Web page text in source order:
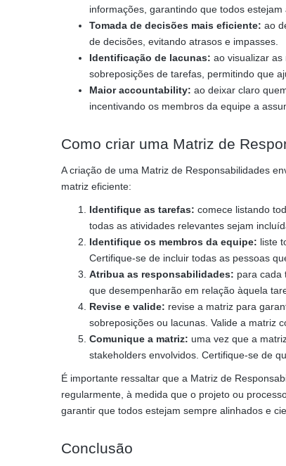
informações, garantindo que todos
Tomada de decisões mais eficiente: ao
de decisões, evitando atrasos e impasses.
Identificação de lacunas: ao visualizar
sobreposições de tarefas, permitindo que
Maior accountability: ao deixar claro
incentivando os membros da equipe a
Como criar uma Matriz de
A criação de uma Matriz de Responsabilidades
matriz eficiente:
Identifique as tarefas: comece listando
todas as atividades relevantes sejam
Identifique os membros da equipe: liste
Certifique-se de incluir todas as pessoas
Atribua as responsabilidades: para cada
que desempenharão em relação àquela
Revise e valide: revise a matriz para
sobreposições ou lacunas. Valide a matriz
Comunique a matriz: uma vez que a
stakeholders envolvidos. Certifique-se de
É importante ressaltar que a Matriz de
regularmente, à medida que o projeto ou
garantir que todos estejam sempre alinhados e
Conclusão